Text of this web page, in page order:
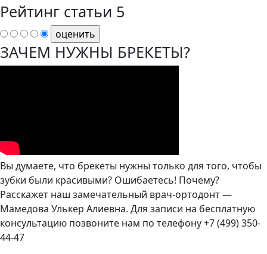
Рейтинг статьи 5
ЗАЧЕМ НУЖНЫ БРЕКЕТЫ?
Вы думаете, что брекеты нужны только для того, чтобы
зубки были красивыми? Ошибаетесь! Почему?
Расскажет наш замечательный врач-ортодонт —
Мамедова Улькер Алиевна. Для записи на бесплатную
консультацию позвоните нам по телефону +7 (499) 350-
44-47